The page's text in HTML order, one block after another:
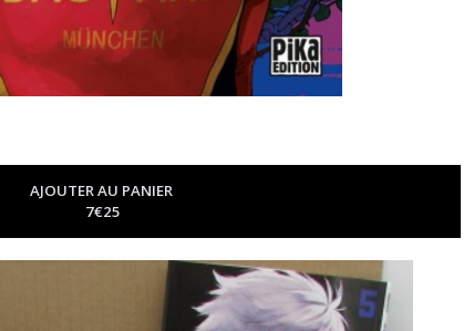
AJOUTER AU PANIER
7€25